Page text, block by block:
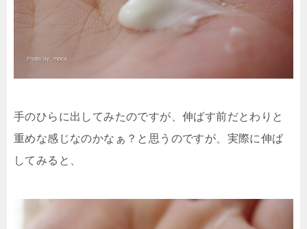
手のひらに出してみたのですが、伸ばす前だとわりと
重めな感じなのかなぁ？と思うのですが、実際に伸ば
してみると、